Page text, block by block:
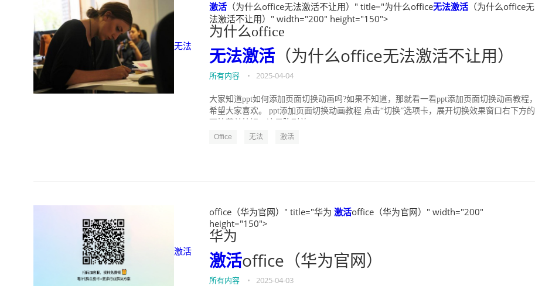
无法
激活 （为什么office无法激活不让用）" title="为什么office无法激活 （为什么office无
法激活不让用）" width="200" height="150">
为什么office
无法激活 （为什么office无法激活不让用）
所有内容 • 2025-04-04
大家知道ppt如何添加页面切换动画吗?如果不知道，那就看一看ppt添加页面切换动画教程，
希望大家喜欢。 ppt添加页面切换动画教程 点击“切换”选项卡，展开切换效果窗口右下方的
Office 无法 激活
激活
office（华为官网）" title="华为 激活office（华为官网）" width="200"
height="150">
华为
激活office（华为官网）
所有内容 • 2025-04-03